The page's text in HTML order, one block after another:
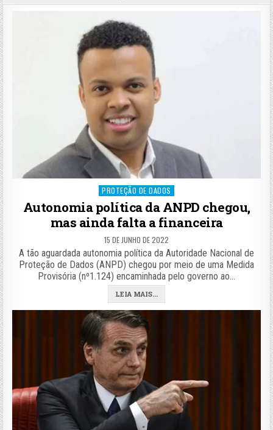
Posted
PROTEÇÃO DE DADOS
Autonomia política da ANPD chegou,
mas ainda falta a financeira
15 DE JUNHO DE 2022
A tão aguardada autonomia política da Autoridade Nacional de
Proteção de Dados (ANPD) chegou por meio de uma Medida
Provisória (nº1.124) encaminhada pelo governo ao…
LEIA MAIS...